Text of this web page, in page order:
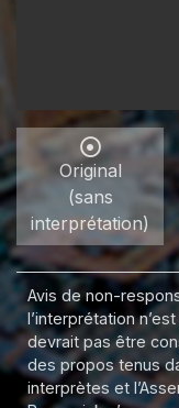
Original
(sans
interprétation)
Avis de non-
l’interprétation
devrait pas être
des propos tenus
interprètes et